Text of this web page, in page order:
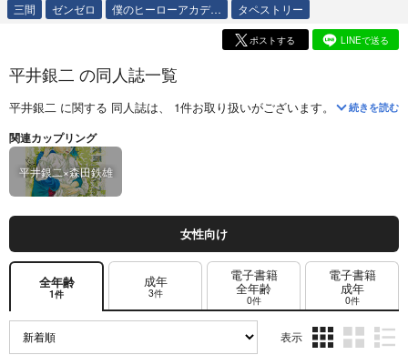
三間 ゼンゼロ 僕のヒーローアカデ… タペストリー
ポストする LINEで送る
平井銀二 の同人誌一覧
平井銀二 に関する 同人誌は、 1件お取り扱いがございます。「口実と実
続きを読む
関連カップリング
平井銀二×森田鉄雄
女性向け
全年齢
1件
成年
3件
電子書籍
全年齢
0件
電子書籍
成年
0件
表示